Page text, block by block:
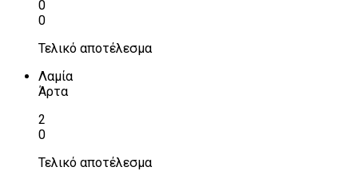
0
0
Τελικό αποτέλεσμα
Λαμία
Άρτα
2
0
Τελικό αποτέλεσμα